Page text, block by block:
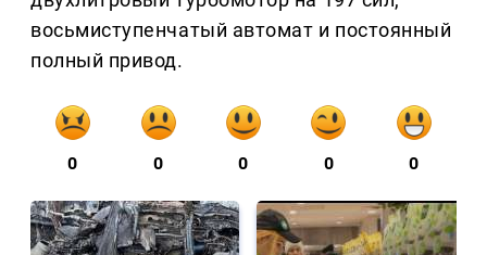
восьмиступенчатый автомат и постоянный
полный привод.
0 0 0 0 0